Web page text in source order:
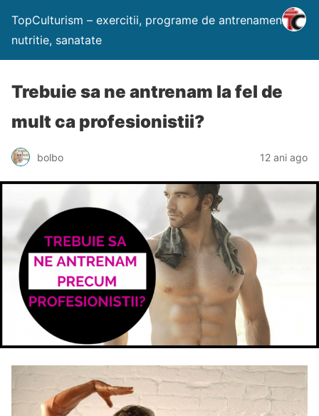
TopCulturism – exercitii, programe de antrenament,
nutritie, sanatate
Trebuie sa ne antrenam la fel de
mult ca profesionistii?
bolbo 12 ani ago